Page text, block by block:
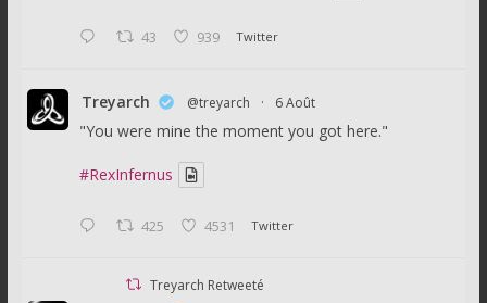
43 939 Twitter
Treyarch @treyarch · 6 Août
"You were mine the moment you got here."
#RexInfernus
425 4531 Twitter
Treyarch Retweeté